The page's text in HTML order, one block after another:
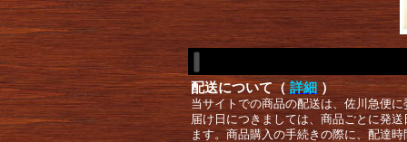
配送について（ 詳細 ）
当サイトでの商品の配送は、佐川急便
届け日につきましては、商品ごとに発
ます。商品購入の手続きの際に、配達